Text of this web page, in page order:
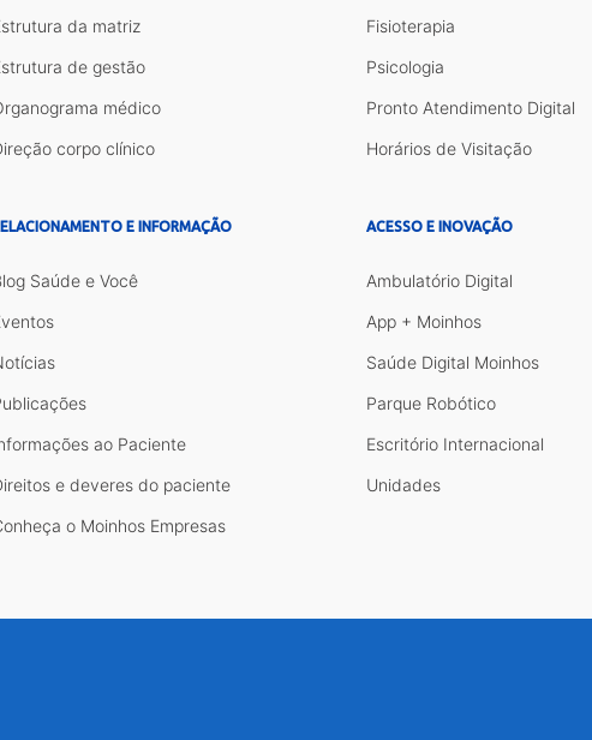
da matriz
de gestão
médico
corpo clínico
E INFORMAÇÃO
Saúde e Você
ao Paciente
e deveres do paciente
o Moinhos Empresas
Fisioterapia
Psicologia
Pronto Atendimento Digital
Horários de Visitação
ACESSO E INOVAÇÃO
Ambulatório Digital
App + Moinhos
Saúde Digital Moinhos
Parque Robótico
Escritório Internacional
Unidades